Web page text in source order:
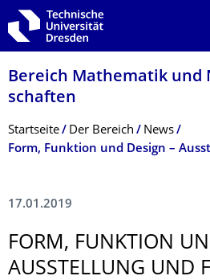
Zur Hauptnavigation springen
Zur Suche springen
Zum Inhalt springen
Bereich Mathematik
schaften
Breadcrumb-Menü
Startseite Der­ ­­­Bereich
News
17.01.2019
FORM, FUNKTION
AUSSTELLUNG UND